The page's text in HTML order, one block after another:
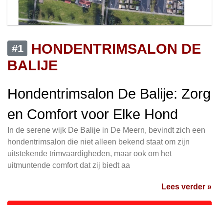
#1
HONDENTRIMSALON DE
BALIJE
Hondentrimsalon De Balije: Zorg
en Comfort voor Elke Hond
In de serene wijk De Balije in De Meern, bevindt zich een
hondentrimsalon die niet alleen bekend staat om zijn
uitstekende trimvaardigheden, maar ook om het
uitmuntende comfort dat zij biedt aa
Lees verder »